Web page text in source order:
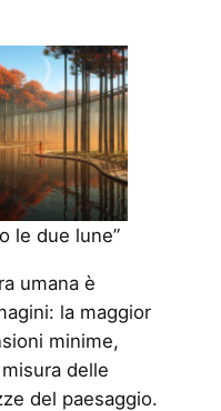
le due lune”
umana è
la maggior
minime,
delle
del paesaggio.